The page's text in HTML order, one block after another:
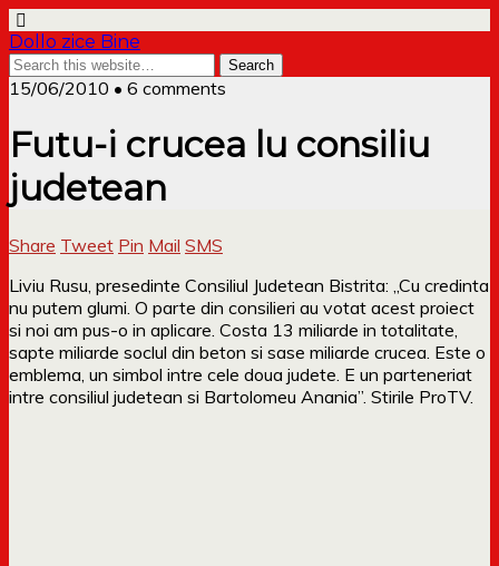
Dollo zice Bine
15/06/2010 • 6 comments
Futu-i crucea lu consiliu
judetean
Share Tweet Pin Mail SMS
Liviu Rusu, presedinte Consiliul Judetean Bistrita: „Cu credinta
nu putem glumi. O parte din consilieri au votat acest proiect
si noi am pus-o in aplicare. Costa 13 miliarde in totalitate,
sapte miliarde soclul din beton si sase miliarde crucea. Este o
emblema, un simbol intre cele doua judete. E un parteneriat
intre consiliul judetean si Bartolomeu Anania”. Stirile ProTV.